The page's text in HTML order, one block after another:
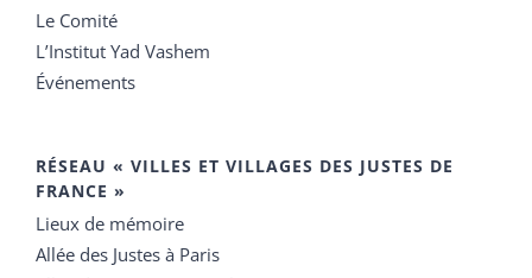
Le Comité
L’Institut Yad Vashem
Événements
RÉSEAU « VILLES ET VILLAGES DES JUSTES DE
FRANCE »
Lieux de mémoire
Allée des Justes à Paris